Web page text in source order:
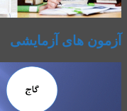
آزمون های آزمایشی